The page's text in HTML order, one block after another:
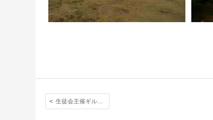
生徒会主催ギルフォードショッピングの様子を写真でご紹介します。